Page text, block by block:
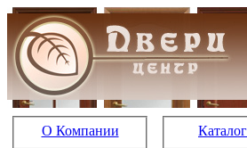
О Компании